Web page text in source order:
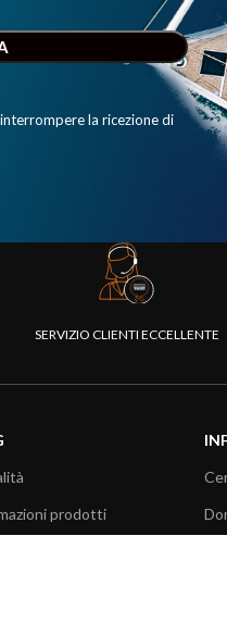
la ricezione di
SERVIZIO CLIENTI ECCELLENTE
prodotti